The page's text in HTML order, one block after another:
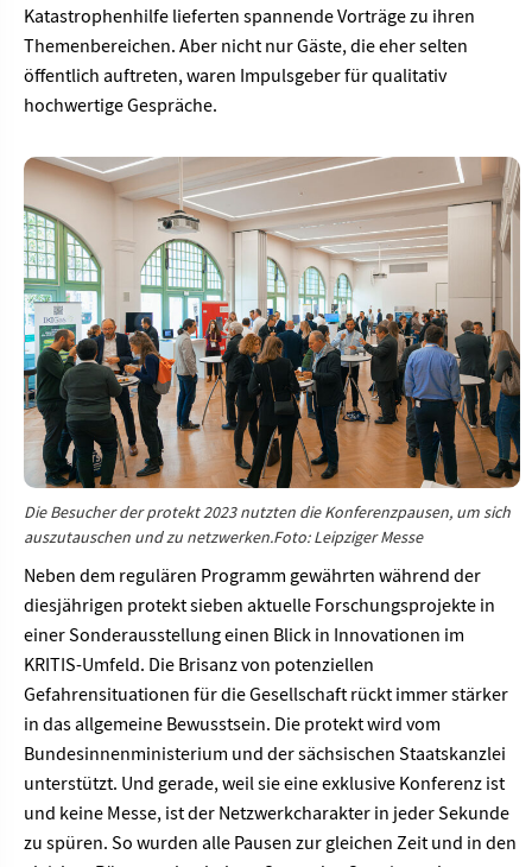
Katastrophenhilfe lieferten spannende Vorträge zu ihren
Themenbereichen. Aber nicht nur Gäste, die eher selten
öffentlich auftreten, waren Impulsgeber für qualitativ
hochwertige Gespräche.
Die Besucher der protekt 2023 nutzten die Konferenzpausen, um sich
auszutauschen und zu netzwerken.Foto: Leipziger Messe
Neben dem regulären Programm gewährten während der
diesjährigen protekt sieben aktuelle Forschungsprojekte in
einer Sonderausstellung einen Blick in Innovationen im
KRITIS-Umfeld. Die Brisanz von potenziellen
Gefahrensituationen für die Gesellschaft rückt immer stärker
in das allgemeine Bewusstsein. Die protekt wird vom
Bundesinnenministerium und der sächsischen Staatskanzlei
unterstützt. Und gerade, weil sie eine exklusive Konferenz ist
und keine Messe, ist der Netzwerkcharakter in jeder Sekunde
zu spüren. So wurden alle Pausen zur gleichen Zeit und in den